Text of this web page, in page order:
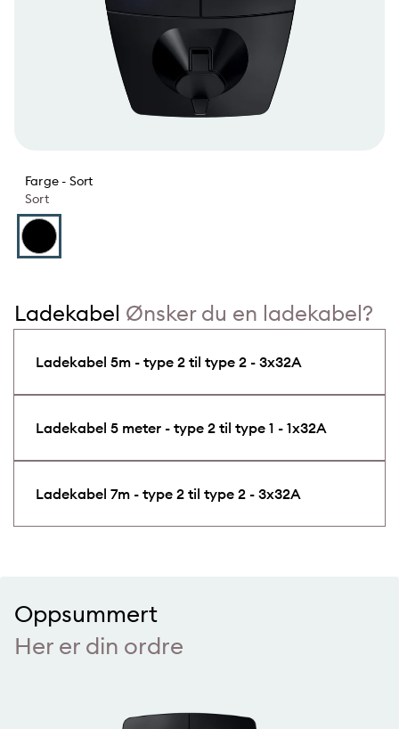
Farge - Sort
Sort
Ladekabel Ønsker du en ladekabel?
Ladekabel 5m - type 2 til type 2 - 3x32A
Ladekabel 5 meter - type 2 til type 1 - 1x32A
Ladekabel 7m - type 2 til type 2 - 3x32A
Oppsummert
Her er din ordre